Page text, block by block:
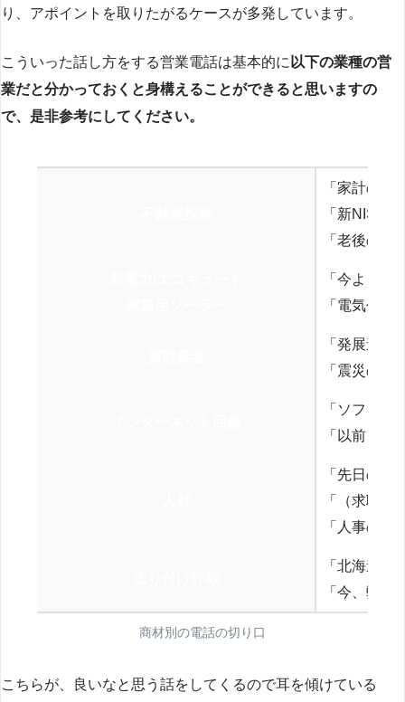
り、アポイントを取りたがるケースが多発しています。
こういった話し方をする営業電話は基本的に 以下の業種の営
業だと分かっておくと身構えることができると思いますの
で、是非参考にしてください。
「家計の見
「新NISA
「老後の
「今より
「電気代を
「発展途
「震災の
「ソフト
「以前、
「先日の
「（求職
「人事の方
「北海道
「今、弊
商材別の電話の切り口
こちらが、良いなと思う話をしてくるので耳を傾けている